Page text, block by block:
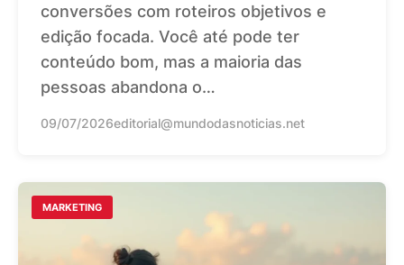
conversões com roteiros objetivos e
edição focada. Você até pode ter
conteúdo bom, mas a maioria das
pessoas abandona o…
09/07/2026editorial@mundodasnoticias.net
MARKETING